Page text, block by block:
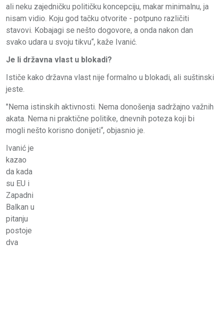
ali neku zajedničku političku koncepciju, makar minimalnu, ja
nisam vidio. Koju god tačku otvorite - potpuno različiti
stavovi. Kobajagi se nešto dogovore, a onda nakon dan
svako udara u svoju tikvu“, kaže Ivanić.
Je li državna vlast u blokadi?
Ističe kako državna vlast nije formalno u blokadi, ali suštinski
jeste.
"Nema istinskih aktivnosti. Nema donošenja sadržajno važnih
akata. Nema ni praktične politike, dnevnih poteza koji bi
mogli nešto korisno donijeti“, objasnio je.
Ivanić je
kazao
da kada
su EU i
Zapadni
Balkan u
pitanju
postoje
dva